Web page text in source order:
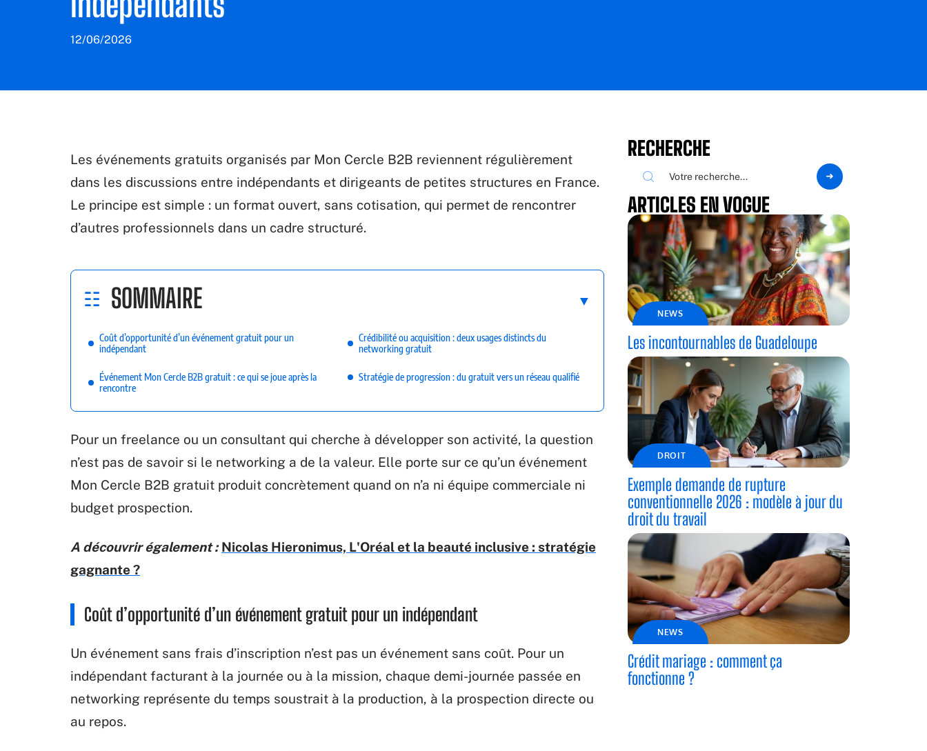
12/06/2026
Les événements gratuits organisés par Mon Cercle B2B reviennent régulièrement
dans les discussions entre indépendants et dirigeants de petites structures en France.
Le principe est simple : un format ouvert, sans cotisation, qui permet de rencontrer
d’autres professionnels dans un cadre structuré.
SOMMAIRE
Coût d’opportunité d’un événement gratuit pour un
indépendant
Événement Mon Cercle B2B gratuit : ce qui se joue après la
rencontre
Crédibilité ou acquisition : deux usages distincts du
networking gratuit
Stratégie de progression : du gratuit vers un réseau qualifié
Pour un freelance ou un consultant qui cherche à développer son activité, la question
n’est pas de savoir si le networking a de la valeur. Elle porte sur ce qu’un événement
Mon Cercle B2B gratuit produit concrètement quand on n’a ni équipe commerciale ni
budget prospection.
A découvrir également : Nicolas Hieronimus, L'Oréal et la beauté inclusive : stratégie
gagnante ?
Coût d’opportunité d’un événement gratuit pour un indépendant
Un événement sans frais d’inscription n’est pas un événement sans coût. Pour un
indépendant facturant à la journée ou à la mission, chaque demi-journée passée en
networking représente du temps soustrait à la production, à la prospection directe ou
au repos.
RECHERCHE
ARTICLES EN VOGUE
NEWS
Les incontournables de Guadeloupe
DROIT
Exemple demande de rupture
conventionnelle 2026 : modèle à jour du
droit du travail
NEWS
Crédit mariage : comment ça
fonctionne ?